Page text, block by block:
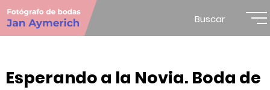
Buscar
Esperando a la Novia. Boda de